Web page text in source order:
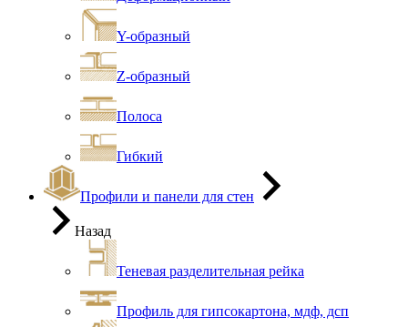
Y-образный
Z-образный
Полоса
Гибкий
Профили и панели для стен
Назад
Теневая разделительная рейка
Профиль для гипсокартона, мдф, дсп